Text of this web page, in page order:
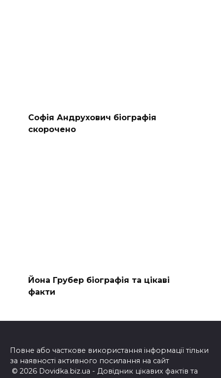
Софія Андрухович біографія
скорочено
Йона Грубер біографія та цікаві
факти
Повне або часткове використання інформації тільки
за наявності активного посилання на сайт
© 2026 Dovidka.biz.ua - Довідник цікавих фактів та